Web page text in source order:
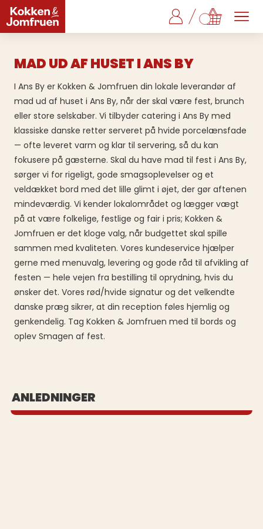
MAD UD AF HUSET I ANS BY
I Ans By er Kokken & Jomfruen din lokale leverandør af
mad ud af huset i Ans By, når der skal være fest, brunch
eller store selskaber. Vi tilbyder catering i Ans By med
klassiske danske retter serveret på hvide porcelænsfade
— ofte leveret varm og klar til servering, så du kan
fokusere på gæsterne. Skal du have mad til fest i Ans By,
sørger vi for rigeligt, gode smagsoplevelser og et
veldækket bord med det lille glimt i øjet, der gør aftenen
mindeværdig. Vi kender lokalområdet og lægger vægt
på at være folkelige, festlige og fair i pris; Kokken &
Jomfruen er det kloge valg, når budgettet skal spille
sammen med kvaliteten. Vores kundeservice hjælper
gerne med menuvalg, levering og gode råd til afvikling af
festen — hele vejen fra bestilling til oprydning, hvis du
ønsker det. Vores rød/hvide signatur og det velkendte
danske præg sikrer, at din reception føles hjemlig og
genkendelig. Tag Kokken & Jomfruen med til bords og
oplev Smagen af fest.
ANLEDNINGER
Se vores populære buffeter